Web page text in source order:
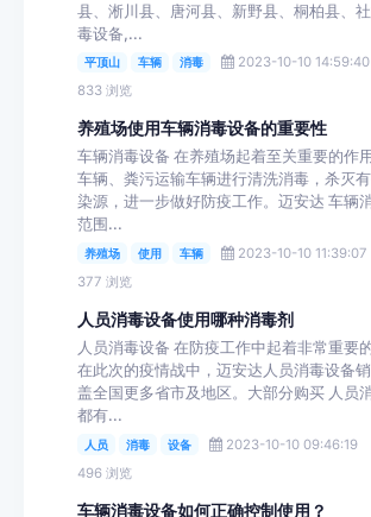
县、淅川县、唐河县、新野县、桐柏县、
毒设备,...
平顶山 车辆 消毒 2023-10-10 14:59:40
833 浏览
养殖场使用车辆消毒设备的重要性
车辆消毒设备 在养殖场起着至关重要的作
车辆、粪污运输车辆进行清洗消毒，杀灭
染源，进一步做好防疫工作。迈安达 车辆
范围...
养殖场 使用 车辆 2023-10-10 11:39:07
377 浏览
人员消毒设备使用哪种消毒剂
人员消毒设备 在防疫工作中起着非常重要
在此次的疫情战中，迈安达人员消毒设备
盖全国更多省市及地区。大部分购买 人员
都有...
人员 消毒 设备 2023-10-10 09:46:19
496 浏览
车辆消毒设备如何正确控制使用？